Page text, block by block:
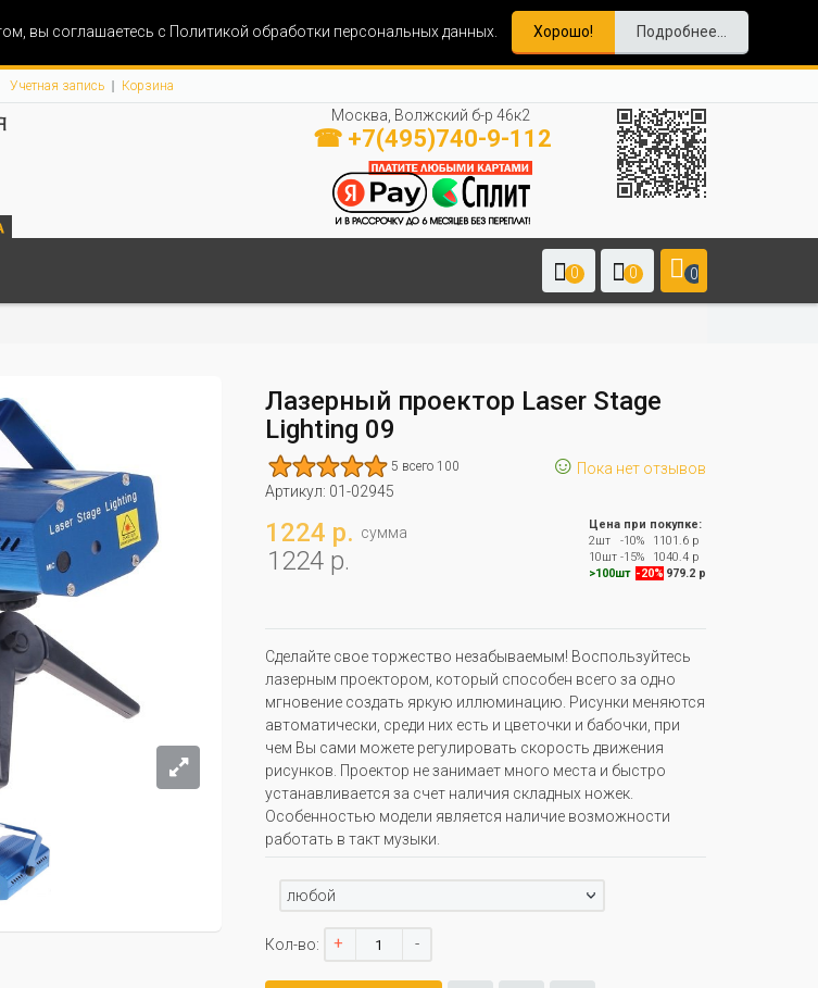
вы соглашаетесь с Политикой обработки персональных данных. Хорошо! Подробнее...
Учетная запись Корзина
Москва, Волжский б-р 46к2
☎ +7(495)740-9-112
0 0 0
Лазерный проектор Laser Stage
Lighting 09
5 всего 100 ☺ Пока нет отзывов
Артикул: 01-02945
1224 р. сумма
1224 р.
Цена при покупке:
2шт
-10%
1101.6 р
10шт -15%
1040.4 р
>100шт -20% 979.2 р
Сделайте свое торжество незабываемым! Воспользуйтесь
лазерным проектором, который способен всего за одно
мгновение создать яркую иллюминацию. Рисунки меняются
автоматически, среди них есть и цветочки и бабочки, при
чем Вы сами можете регулировать скорость движения
рисунков. Проектор не занимает много места и быстро
устанавливается за счет наличия складных ножек.
Особенностью модели является наличие возможности
работать в такт музыки.
любой
Кол-во: + -